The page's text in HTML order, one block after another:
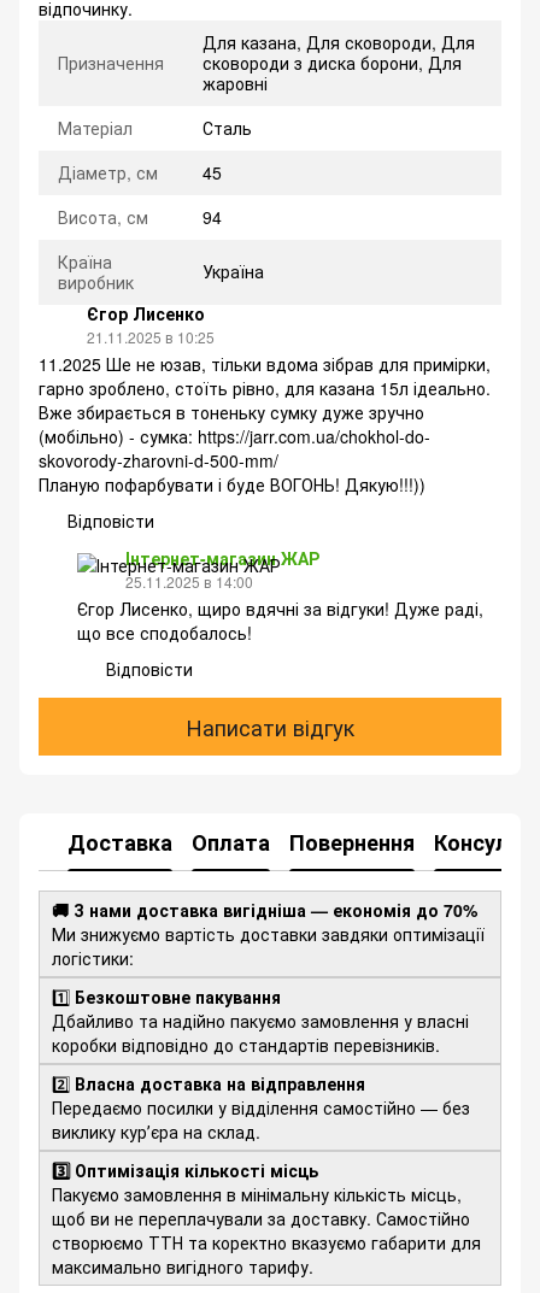
відпочинку.
Призначення
Для казана, Для сковороди, Для
сковороди з диска борони, Для
жаровні
Матеріал
Сталь
Діаметр, см
45
Висота, см
94
Країна
виробник
Україна
Єгор Лисенко
21.11.2025 в 10:25
11.2025 Ше не юзав, тільки вдома зібрав для примірки,
гарно зроблено, стоїть рівно, для казана 15л ідеально.
Вже збирається в тоненьку сумку дуже зручно
(мобільно) - сумка: https://jarr.com.ua/chokhol-do-
skovorody-zharovni-d-500-mm/
Планую пофарбувати і буде ВОГОНЬ! Дякую!!!))
Відповісти
Інтернет-магазин ЖАР
25.11.2025 в 14:00
Єгор Лисенко, щиро вдячні за відгуки! Дуже раді,
що все сподобалось!
Відповісти
Написати відгук
Доставка Оплата Повернення
🚚 З нами доставка вигідніша — економія до 70%
Ми знижуємо вартість доставки завдяки оптимізації
логістики:
1️⃣ Безкоштовне пакування
Дбайливо та надійно пакуємо замовлення у власні
коробки відповідно до стандартів перевізників.
2️⃣ Власна доставка на відправлення
Передаємо посилки у відділення самостійно — без
виклику курʼєра на склад.
3️⃣ Оптимізація кількості місць
Пакуємо замовлення в мінімальну кількість місць,
щоб ви не переплачували за доставку. Самостійно
створюємо ТТН та коректно вказуємо габарити для
максимально вигідного тарифу.